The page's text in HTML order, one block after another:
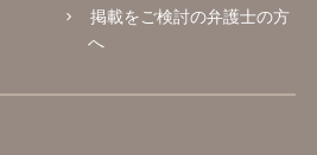
掲載をご検討の弁護士の方
へ